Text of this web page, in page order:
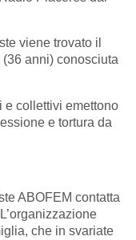
viene trovato il
anni) conosciuta
e collettivi emettono
e tortura da
ABOFEM contatta
che in svariate